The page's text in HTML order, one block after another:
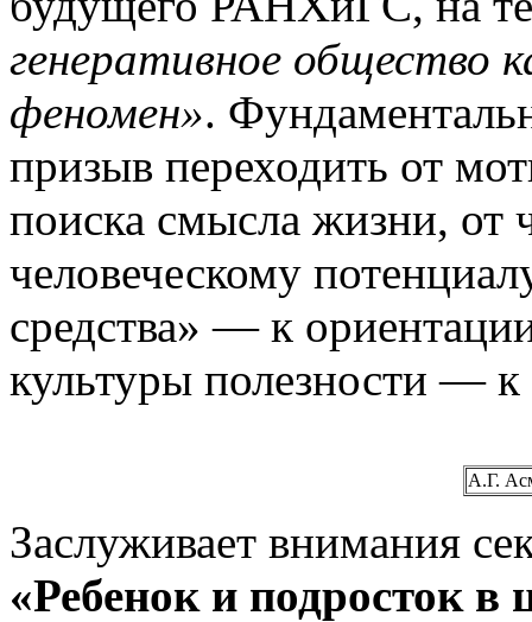
генеративное общество
феномен».
призыв переходить от
поиска смысла жизни, от
человеческому
средства» — к
культуры полезности — к
А.Г.
Заслуживает внимания
«Ребенок и подросток